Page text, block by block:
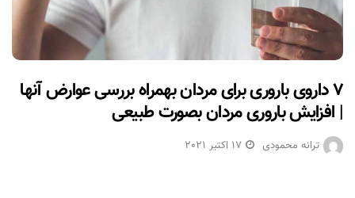
۷ داروی باروری برای مردان بهمراه بررسی عوارض آنها
| افزایش باروری مردان بصورت طبیعی
ترانه محمودی 17 اکتبر 2021